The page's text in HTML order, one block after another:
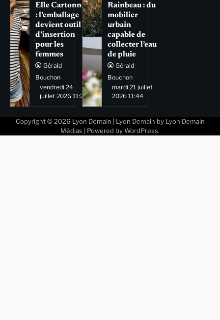
Elle Cartonne
: l’emballage
devient outil
d’insertion
pour les
femmes
Gérald
Bouchon
vendredi 24
juillet 2026 11:29
Rainbeau : du
mobilier
urbain
capable de
collecter l’eau
de pluie
Gérald
Bouchon
mardi 21 juillet
2026 11:44
Copyright © 2026 Lyon Demain | Lyon Demain by Lyon Demain
Médias | Powered by WordPress.